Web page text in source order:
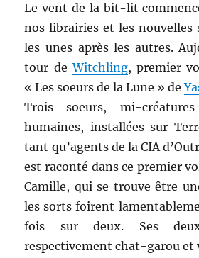
Le vent de la bit-lit
nos librairies et les nouvelles
les unes après les autres.
tour deWitchling, premier
« Les soeurs de la Lune » de
Trois soeurs, mi-
humaines, installées sur
tant qu’agents de la CIA
est raconté dans ce premier
Camille, qui se trouve être
les sorts foirent
fois sur deux. Ses
respectivement chat-garou et